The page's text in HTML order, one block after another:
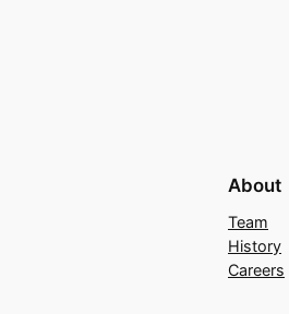
About
Team
History
Careers